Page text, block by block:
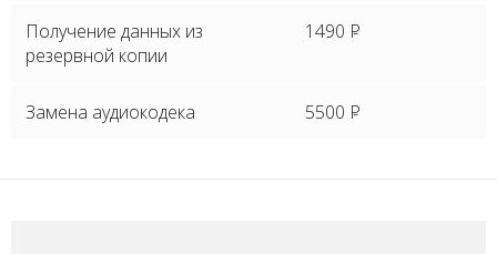
Получение данных из
резервной копии
1490 P
Замена аудиокодека 5500 P